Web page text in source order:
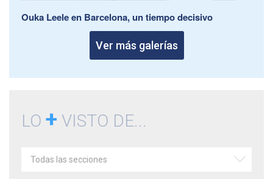
Ouka Leele en Barcelona, un tiempo decisivo
Ver más galerías
LO + VISTO DE...
Todas las secciones